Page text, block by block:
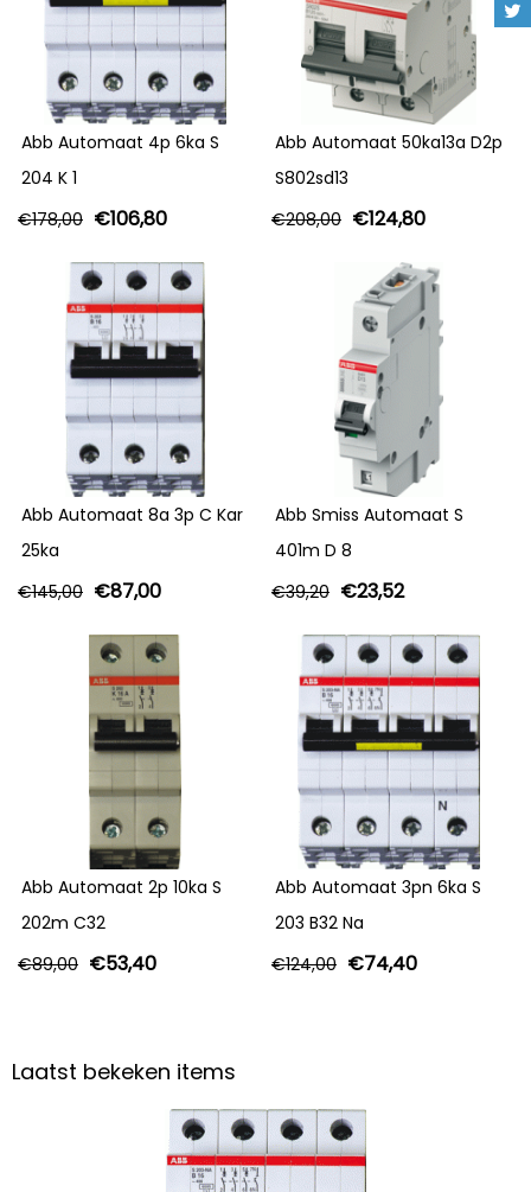
Abb Automaat 4p 6ka S
204 K 1
€178,00 €106,80
Abb Automaat 50ka13a D2p
S802sd13
€208,00 €124,80
Abb Automaat 8a 3p C Kar
25ka
€145,00 €87,00
Abb Smiss Automaat S
401m D 8
€39,20 €23,52
Abb Automaat 2p 10ka S
202m C32
€89,00 €53,40
Abb Automaat 3pn 6ka S
203 B32 Na
€124,00 €74,40
Laatst bekeken items